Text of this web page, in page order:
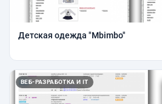
Детская одежда "Mbimbo"
ВЕБ-РАЗРАБОТКА И IT